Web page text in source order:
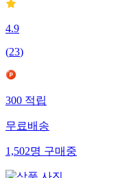
4.9
(23)
300적립
무료배송
1,502명구매중